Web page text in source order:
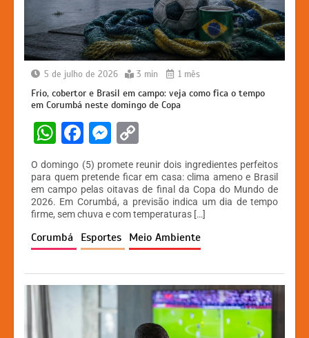
5 de julho de 2026 3 min 1 mês
Frio, cobertor e Brasil em campo: veja como fica o tempo
em Corumbá neste domingo de Copa
W
h
at
s
A
p
F
a
c
e
b
o
k
M
s
s
e
n
er
p
y
Li
n
O domingo (5) promete reunir dois ingredientes perfeitos
para quem pretende ficar em casa: clima ameno e Brasil
em campo pelas oitavas de final da Copa do Mundo de
2026. Em Corumbá, a previsão indica um dia de tempo
firme, sem chuva e com temperaturas […]
Corumbá Esportes Meio Ambiente